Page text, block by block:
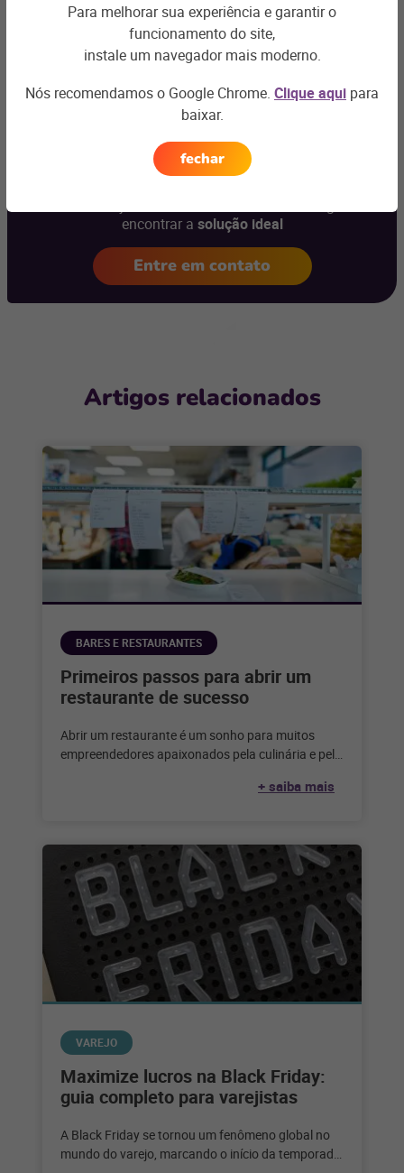
alguma dúvida?
encontrar a solução ideal
Entre em contato
Artigos relacionados
BARES E RESTAURANTES
Primeiros passos para abrir um
restaurante de sucesso
Abrir um restaurante é um sonho para muitos
empreendedores apaixonados pela culinária e pelo
+ saiba mais
VAREJO
Maximize lucros na Black Friday:
guia completo para varejistas
A Black Friday se tornou um fenômeno global no
mundo do varejo, marcando o início da temporada
Para melhorar sua experiência e garantir o
funcionamento do site,
instale um navegador mais moderno.
Nós recomendamos o Google Chrome. Clique aqui para
baixar.
fechar